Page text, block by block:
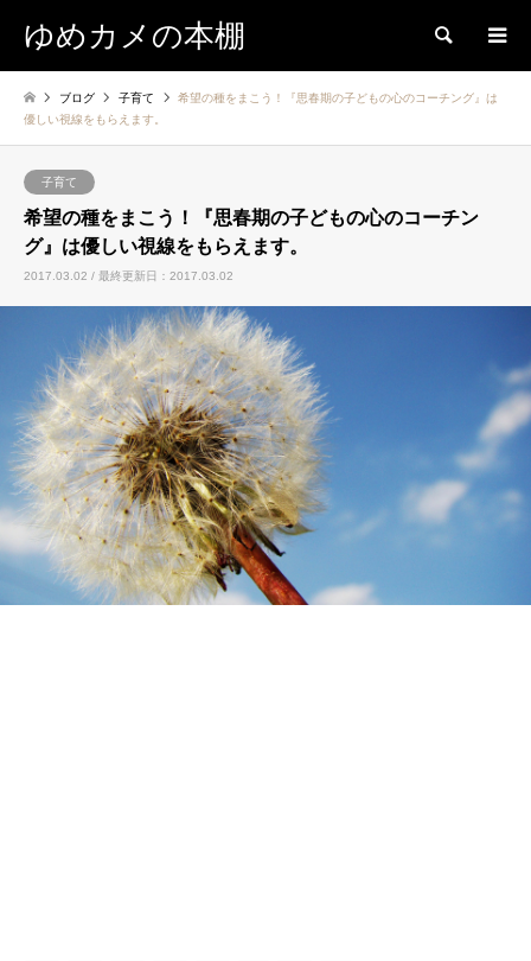
ゆめカメの本棚 検索
ブログ 子育て
希望の種をまこう！『思春期の子どもの心のコーチング』は
優しい視線をもらえます。
子育て
希望の種をまこう！『思春期の子どもの心のコーチン
グ』は優しい視線をもらえます。
2017.03.02 / 最終更新日：2017.03.02